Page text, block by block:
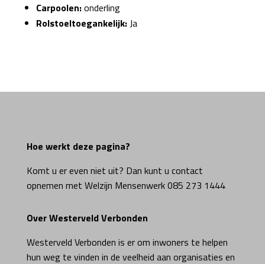
Carpoolen:onderling
Rolstoeltoegankelijk:Ja
Hoe werkt deze pagina?
Komt u er even niet uit? Dan kunt u contact
opnemen met Welzijn Mensenwerk 085 273 1444
Over Westerveld Verbonden
Westerveld Verbonden is er om inwoners te helpen
hun weg te vinden in de veelheid aan organisaties en